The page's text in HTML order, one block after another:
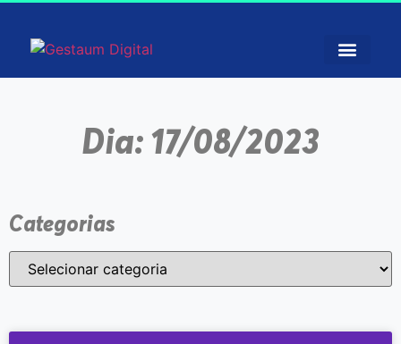
Dia: 17/08/2023
Categorias